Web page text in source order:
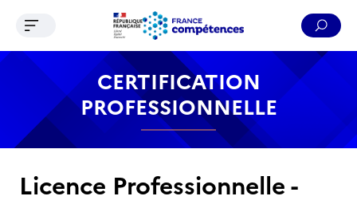
Contenu Recherche Menu Pied de page
Ouvrir le menu de navigation
CERTIFICATION
PROFESSIONNELLE
Licence Professionnelle -